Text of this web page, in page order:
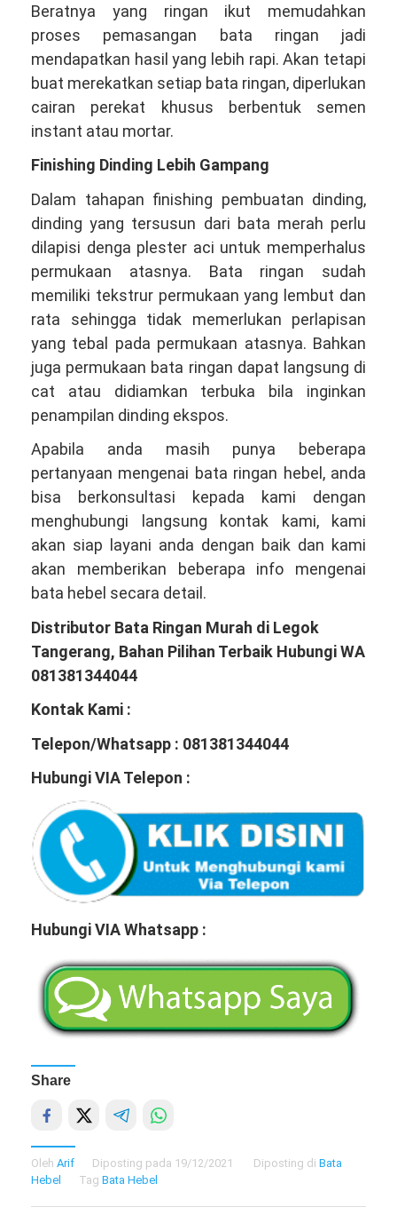
Beratnya yang ringan ikut memudahkan
proses pemasangan bata ringan jadi
mendapatkan hasil yang lebih rapi. Akan tetapi
buat merekatkan setiap bata ringan, diperlukan
cairan perekat khusus berbentuk semen
instant atau mortar.
Finishing Dinding Lebih Gampang
Dalam tahapan finishing pembuatan dinding,
dinding yang tersusun dari bata merah perlu
dilapisi denga plester aci untuk memperhalus
permukaan atasnya. Bata ringan sudah
memiliki tekstrur permukaan yang lembut dan
rata sehingga tidak memerlukan perlapisan
yang tebal pada permukaan atasnya. Bahkan
juga permukaan bata ringan dapat langsung di
cat atau didiamkan terbuka bila inginkan
penampilan dinding ekspos.
Apabila anda masih punya beberapa
pertanyaan mengenai bata ringan hebel, anda
bisa berkonsultasi kepada kami dengan
menghubungi langsung kontak kami, kami
akan siap layani anda dengan baik dan kami
akan memberikan beberapa info mengenai
bata hebel secara detail.
Distributor Bata Ringan Murah di Legok
Tangerang, Bahan Pilihan Terbaik Hubungi WA
081381344044
Kontak Kami :
Telepon/Whatsapp : 081381344044
Hubungi VIA Telepon :
Hubungi VIA Whatsapp :
Share
Oleh Arif Diposting pada 19/12/2021 Diposting di Bata
Hebel
Tag Bata Hebel